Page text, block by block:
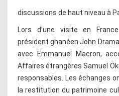
discussions de haut niveau à
Lors d’une visite en
président ghanéen John
avec Emmanuel Macron,
Affaires étrangères Samuel
responsables. Les échanges
la restitution du patrimoine